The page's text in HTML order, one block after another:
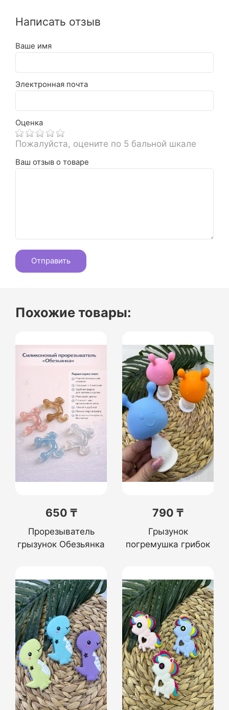
Написать отзыв
Ваше имя
Электронная почта
Оценка
Пожалуйста, оцените по 5 бальной шкале
Ваш отзыв о товаре
Похожие товары:
650 ₸
Прорезыватель
грызунок Обезьянка
790 ₸
Грызунок
погремушка грибок